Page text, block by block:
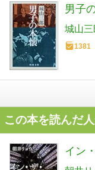
男子
城山三
1381
この本を読んだ
イン